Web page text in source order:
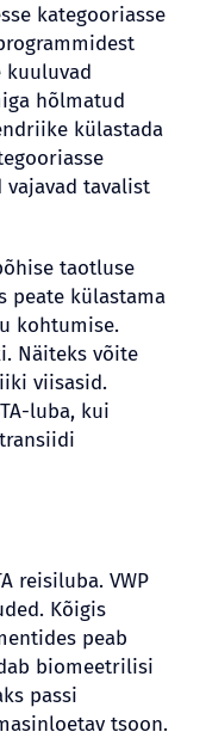
kategooriasse
kuuluvad
hõlmatud
külastada
tavalist
taotluse
peate külastama
kohtumise.
Näiteks võite
viisasid.
luba, kui
reisiluba. VWP
Kõigis
peab
biomeetrilisi
passi
tsoon.